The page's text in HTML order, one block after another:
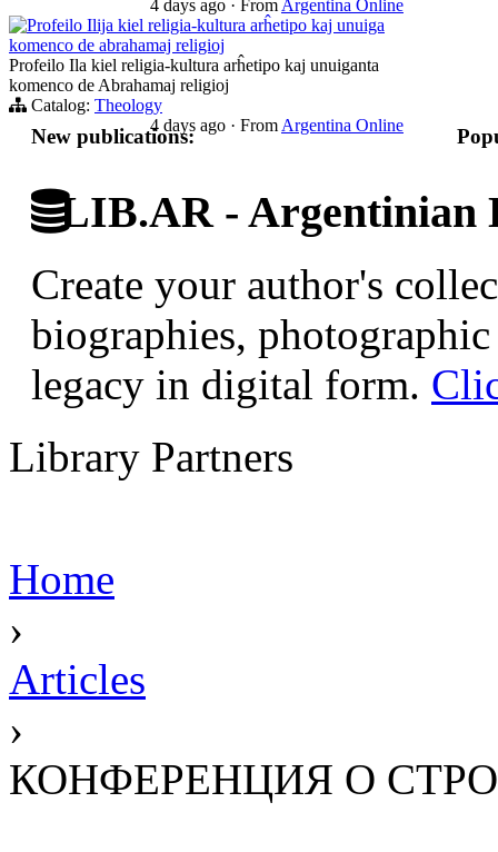
4 days ago · From Argentina Online
Profeilo Ilija kiel religia-kultura arĥetipo kaj unuiga
komenco de abrahamaj religioj
Profeilo Ila kiel religia-kultura arĥetipo kaj unuiganta
komenco de Abrahamaj religioj
Catalog: Theology
4 days ago · From Argentina Online
New publications:
LIB.AR - Argentinian
Create your author's
biographies,
legacy in digital form.
Library Partners
Home
›
Articles
›
КОНФЕРЕНЦИЯ О